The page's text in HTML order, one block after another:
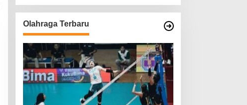
Olahraga Terbaru